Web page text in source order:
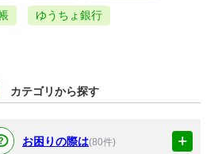
ゆうちょ銀行
カテゴリから探す
お困りの際は(80件)